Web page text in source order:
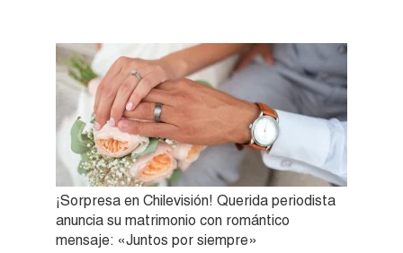
¡Sorpresa en Chilevisión! Querida periodista
anuncia su matrimonio con romántico
mensaje: «Juntos por siempre»